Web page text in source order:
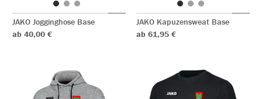
JAKO Jogginghose Base
ab 40,00 €
JAKO Kapuzensweat Base
ab 61,95 €